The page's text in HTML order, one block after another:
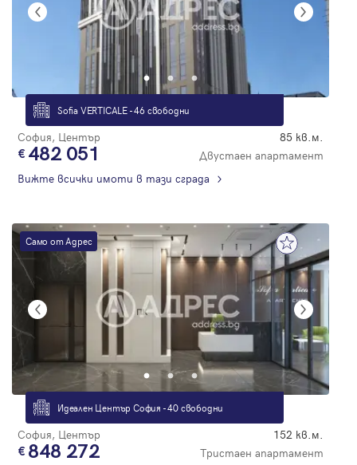
Sofia VERTICALE - 46 свободни
София, Център 85 кв.м.
482 051
Двустаен апартамент
Вижте всички имоти в тази сграда
Само от Адрес
Идеален Център София - 40 свободни
София, Център 152 кв.м.
848 272
Тристаен апартамент